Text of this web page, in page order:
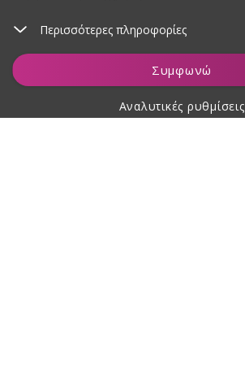
Περισσότερες πληροφορίες
Συμφωνώ
Αναλυτικές ρυθμίσεις